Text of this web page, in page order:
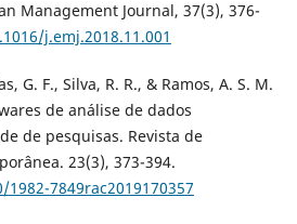
Management Journal, 37(3), 376-
j.emj.2018.11.001
G. F., Silva, R. R., & Ramos, A. S. M.
de análise de dados
de pesquisas. Revista de
23(3), 373-394.
7849rac2019170357